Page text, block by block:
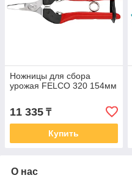
Ножницы для сбора
урожая FELCO 320 154мм
11 335 ₸
Купить
О нас